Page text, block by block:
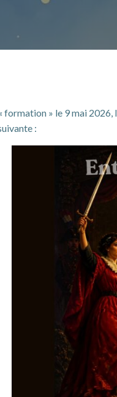
formation » le 9 mai
: